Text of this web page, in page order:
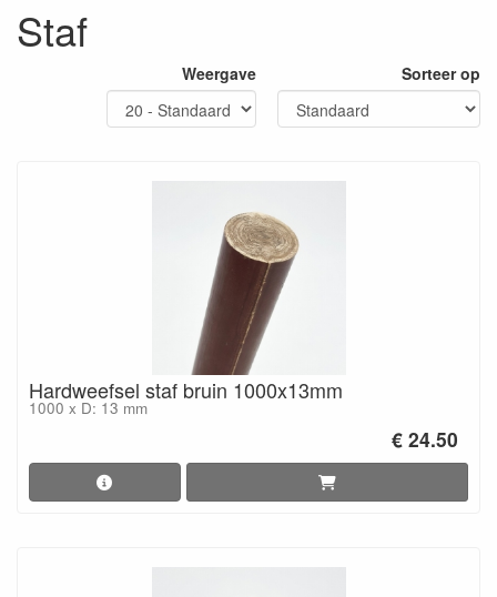
Staf
Weergave Sorteer op
Hardweefsel staf bruin 1000x13mm
1000 x D: 13 mm
€ 24.50